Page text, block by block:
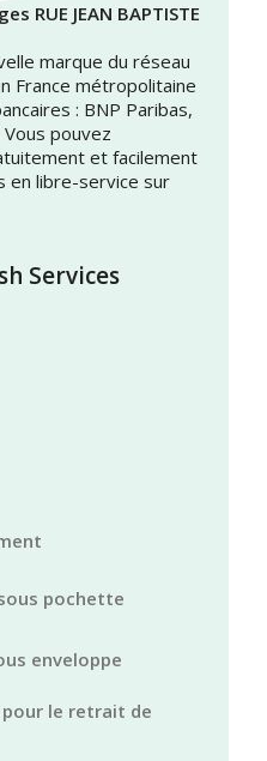
RUE JEAN BAPTISTE
marque du réseau
France métropolitaine
: BNP Paribas,
Vous pouvez
et facilement
en libre-service sur
Services
pochette
enveloppe
le retrait de